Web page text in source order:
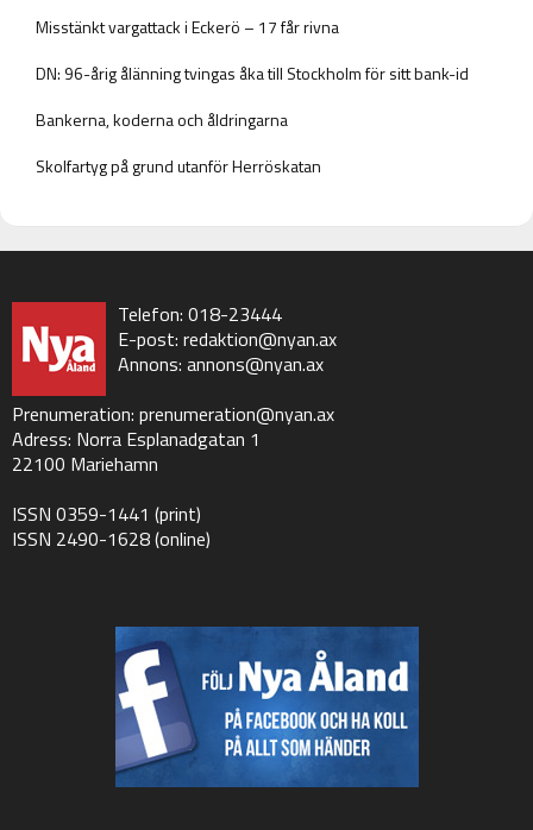
Misstänkt vargattack i Eckerö – 17 får rivna
DN: 96-årig ålänning tvingas åka till Stockholm för sitt bank-id
Bankerna, koderna och åldringarna
Skolfartyg på grund utanför Herröskatan
Telefon: 018-23444
E-post: redaktion@nyan.ax
Annons: annons@nyan.ax
Prenumeration: prenumeration@nyan.ax
Adress: Norra Esplanadgatan 1
22100 Mariehamn
ISSN 0359-1441 (print)
ISSN 2490-1628 (online)